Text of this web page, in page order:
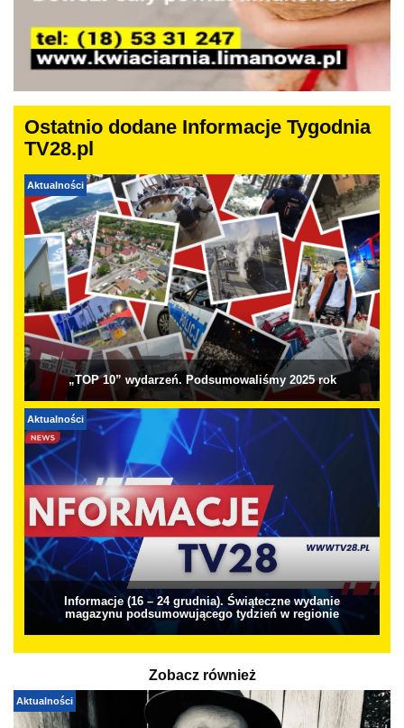
Ostatnio dodane Informacje Tygodnia
TV28.pl
Aktualności
„TOP 10” wydarzeń. Podsumowaliśmy 2025 rok
Aktualności
Informacje (16 – 24 grudnia). Świąteczne wydanie
magazynu podsumowującego tydzień w regionie
Zobacz również
Aktualności